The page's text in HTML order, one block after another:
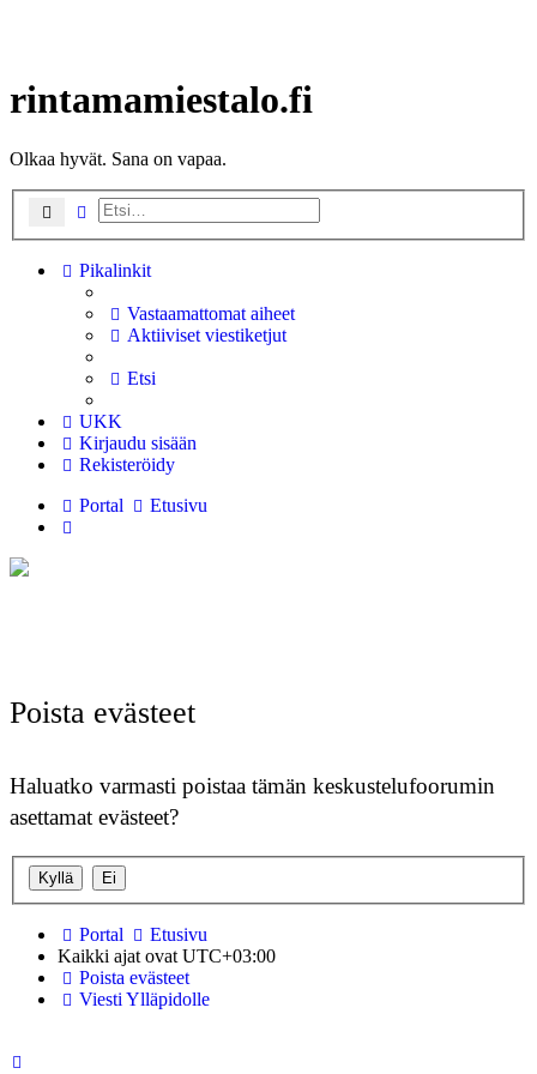
rintamamiestalo.fi
Olkaa hyvät. Sana on vapaa.
Etsi Tarkennettu haku
Pikalinkit
Vastaamattomat aiheet
Aktiiviset viestiketjut
Etsi
UKK
Kirjaudu sisään
Rekisteröidy
Portal
Etusivu
Poista evästeet
Haluatko varmasti poistaa tämän keskustelufoorumin
asettamat evästeet?
Portal
Etusivu
Kaikki ajat ovat UTC+03:00
Poista evästeet
Viesti Ylläpidolle